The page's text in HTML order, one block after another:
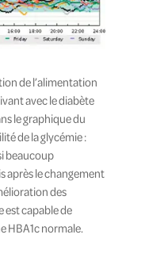
de l’alimentation
avec le diabète
le graphique du
de la glycémie :
beaucoup
après le changement
des
est capable de
HBA1c normale.